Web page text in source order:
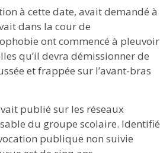
à cette date, avait demandé à
dans la cour de
ont commencé à pleuvoir
qu’il devra démissionner de
et frappée sur l’avant-bras
publié sur les réseaux
du groupe scolaire. Identifié
publique non suivie